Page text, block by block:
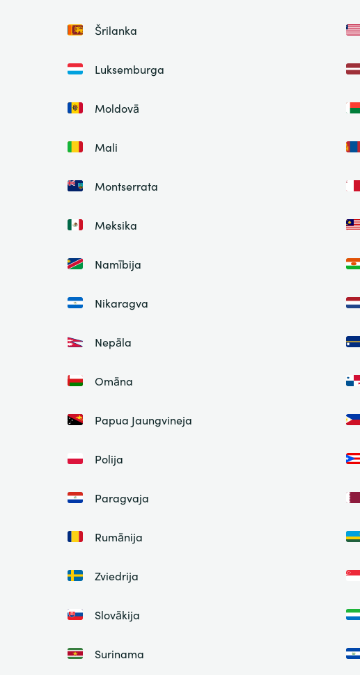
Šrilanka
Luksemburga
Moldovā
Mali
Montserrata
Meksika
Namībija
Nikaragva
Nepāla
Omāna
Papua Jaungvineja
Polija
Paragvaja
Rumānija
Zviedrija
Slovākija
Surinama